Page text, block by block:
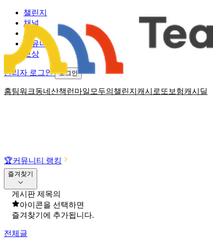
홈팀워크동네산책 런마일 모두의챌린지 캐시로또 보험캐시딜
챌린지
채널
소식
커뮤니티
보상
관리자 로그인 로그인
🏆커뮤니티 랭킹
즐겨찾기
게시판 제목의
아이콘을 선택하면
즐겨찾기에 추가됩니다.
전체글